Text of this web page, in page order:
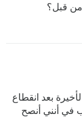
قبل؟
بعد انقطاع
في أنني أنصح